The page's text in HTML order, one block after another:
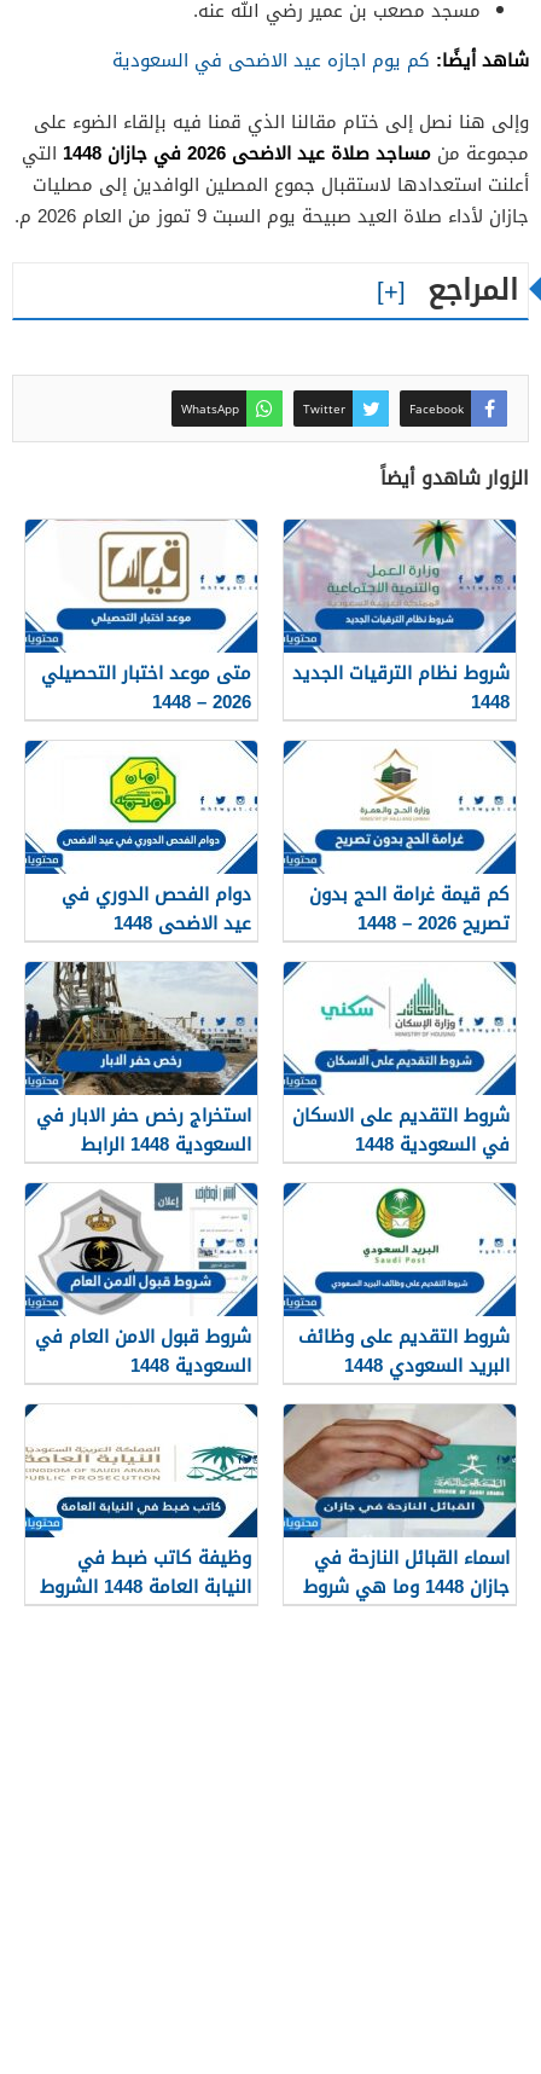
مسجد مصعب بن عمير رضي الله عنه.
شاهد أيضًا: كم يوم اجازه عيد الاضحى في السعودية
وإلى هنا نصل إلى ختام مقالنا الذي قمنا فيه بإلقاء الضوء على
مجموعة من مساجد صلاة عيد الاضحى 2026 في جازان 1448
التي
أعلنت استعدادها لاستقبال جموع المصلين الوافدين إلى مصليات
جازان لأداء صلاة العيد صبيحة يوم السبت 9 تموز من العام 2026 م.
المراجع
Facebook
Twitter
WhatsApp
الزوار شاهدو أيضاً
شروط نظام الترقيات الجديد
1448
متى موعد اختبار التحصيلي
2026 – 1448
كم قيمة غرامة الحج بدون
تصريح 2026 – 1448
دوام الفحص الدوري في
عيد الاضحى 1448
شروط التقديم على الاسكان
في السعودية 1448
استخراج رخص حفر الابار في
السعودية 1448 الرابط
والشروط بالتفصيل
شروط التقديم على وظائف
البريد السعودي 1448
شروط قبول الامن العام في
السعودية 1448
اسماء القبائل النازحة في
جازان 1448 وما هي شروط
تجنيسها
وظيفة كاتب ضبط في
النيابة العامة 1448 الشروط
وطريقة التقديم